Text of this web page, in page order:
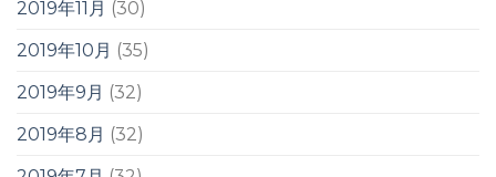
2019年11月 (30)
2019年10月 (35)
2019年9月 (32)
2019年8月 (32)